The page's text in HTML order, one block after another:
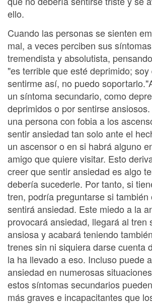
ello.
Cuando las personas se sienten
mal, a veces perciben sus
tremendista y absolutista,
"es terrible que esté deprimido;
sentirme así, no puedo
un síntoma secundario, como
deprimidos o por sentirse
una persona con fobia a los
sentir ansiedad tan solo ante el
un ascensor o en si habrá alguno
amigo que quiere visitar. Esto
creer que sentir ansiedad es algo
debería sucederle. Por tanto, si
tren, podría preguntarse si también
sentirá ansiedad. Este miedo a la
provocará ansiedad, llegará al tren
ansiosa y acabará teniendo
trenes sin ni siquiera darse cuenta
la ha llevado a eso. Incluso puede
ansiedad en numerosas
estos síntomas secundarios
más graves e incapacitantes que